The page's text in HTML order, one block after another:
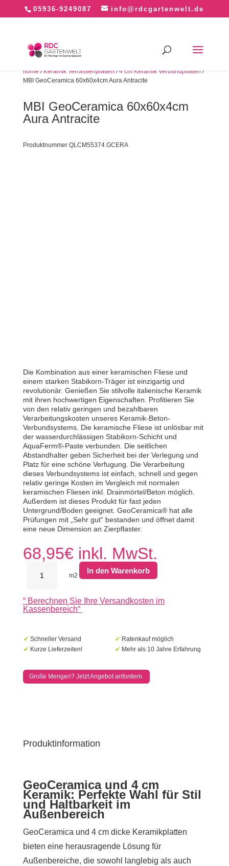
05936-9249087 info@rdcgartenwelt.de
home/Keramik Terrassenplatten/4 cm Keramik Verbundplatten/
MBI GeoCeramica 60x60x4cm Aura Antracite
MBI GeoCeramica 60x60x4cm
Aura Antracite
Produktnummer QLCM55374.GCERA
Die Kombination aus einer keramischen Fliese und
einem starken Stabikorn-Träger ist einzigartig und
revolutionär. Genießen Sie stilvolle italienische Keramik
mit ihren hochwertigen Eigenschaften. Profitieren Sie
von den relativ geringen und bezahlbaren
Verarbeitungskosten unseres Keramik-Beton-
Verbundsystems. Die keramische Fliese ist unlösbar mit
der wasserdurchlässigen Stabikorn-Schicht und
AquaFerm®-Paste verbunden. Die seitlichen
Abstandhalter geben Sicherheit bei der Verlegung und
Platz für eine schöne Verfugung. Die Verarbeitung
dieses Verbundsystems ist einfach, schnell und gegen
relativ geringe Kosten im Vergleich mit normalen
keramischen Fliesen inkl. Drainmörtel/Beton möglich.
Außerdem ist dieses Produkt für fast jeden
Untergrund/Boden geeignet. GeoCeramica® hat alle
Prüfungen mit „Sehr gut“ bestanden und öffnet damit
eine neue Dimension an Zierpflaster.
68,95€ inkl. MwSt.
GeoCeramica
Antracite
Menge
m2
In den Warenkorb
“ Berechnen Sie Ihre Versandkosten im
Kassenbereich“
✔ Schneller Versand ✔ Ratenkauf möglich
✔ Kurze Lieferzeiten! ✔ Mehr als 10 Jahre Erfahrung
Große Mengen? Jetzt Angebot anfordern.
Produktinformation
GeoCeramica und 4 cm
Keramik: Perfekte Wahl für Stil
und Haltbarkeit im
Außenbereich
GeoCeramica und 4 cm dicke Keramikplatten
bieten eine herausragende Lösung für
Außenbereiche, die sowohl langlebig als auch